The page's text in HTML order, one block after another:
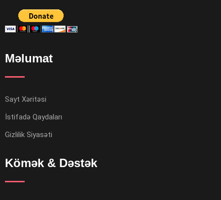
Məlumat
Sayt Xəritəsi
İstifadə Qaydaları
Gizlilik Siyasəti
Kömək & Dəstək